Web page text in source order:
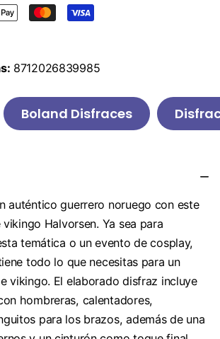
8712026839985
Boland Disfraces
auténtico guerrero noruego con este
Halvorsen. Ya sea para
temática o un evento de cosplay,
todo lo que necesitas para un
vikingo. El elaborado disfraz incluye
hombreras, calentadores,
para los brazos, además de una